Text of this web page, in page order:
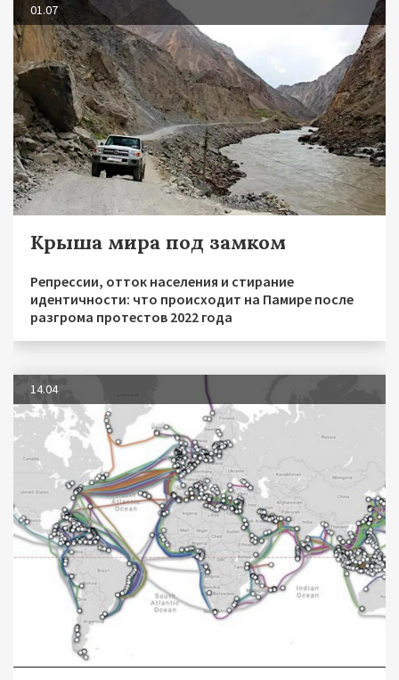
01.07
Крыша мира под замком
Репрессии, отток населения и стирание
идентичности: что происходит на Памире после
разгрома протестов 2022 года
14.04